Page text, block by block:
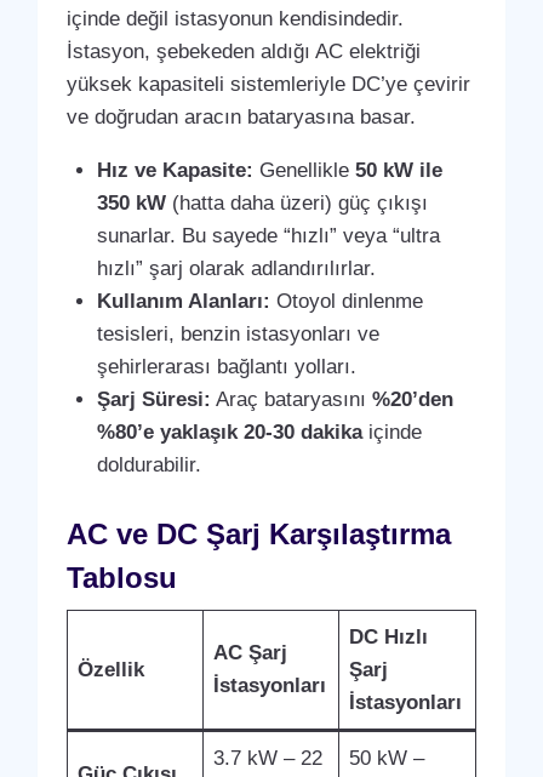
içinde değil istasyonun kendisindedir.
İstasyon, şebekeden aldığı AC elektriği
yüksek kapasiteli sistemleriyle DC’ye çevirir
ve doğrudan aracın bataryasına basar.
Hız ve Kapasite: Genellikle50 kW ile
350 kW (hatta daha üzeri) güç çıkışı
sunarlar. Bu sayede “hızlı” veya “ultra
hızlı” şarj olarak adlandırılırlar.
Kullanım Alanları: Otoyol dinlenme
tesisleri, benzin istasyonları ve
şehirlerarası bağlantı yolları.
Şarj Süresi: Araç bataryasını%20’den
%80’e yaklaşık 20-30 dakikaiçinde
doldurabilir.
AC ve DC Şarj Karşılaştırma
Tablosu
Özellik
AC Şarj
İstasyonları
DC Hızlı
Şarj
İstasyonları
3.7 kW – 22 50 kW –